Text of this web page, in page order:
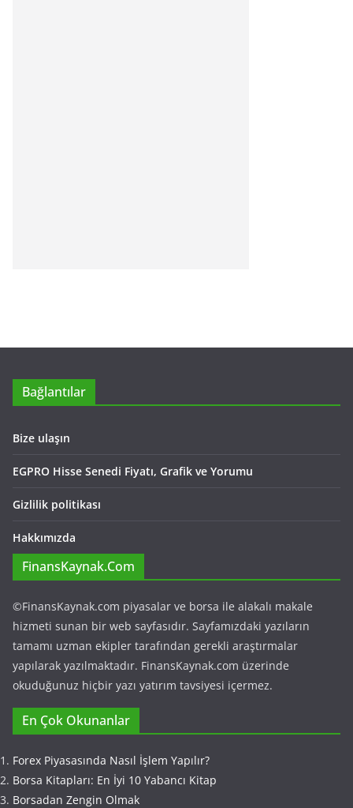
Bağlantılar
Bize ulaşın
EGPRO Hisse Senedi Fiyatı, Grafik ve Yorumu
Gizlilik politikası
Hakkımızda
FinansKaynak.Com
©FinansKaynak.com piyasalar ve borsa ile alakalı makale
hizmeti sunan bir web sayfasıdır. Sayfamızdaki yazıların
tamamı uzman ekipler tarafından gerekli araştırmalar
yapılarak yazılmaktadır. FinansKaynak.com üzerinde
okuduğunuz hiçbir yazı yatırım tavsiyesi içermez.
En Çok Okunanlar
Forex Piyasasında Nasıl İşlem Yapılır?
Borsa Kitapları: En İyi 10 Yabancı Kitap
Borsadan Zengin Olmak